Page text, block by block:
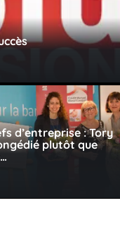
d’entreprise : Tory
plutôt que